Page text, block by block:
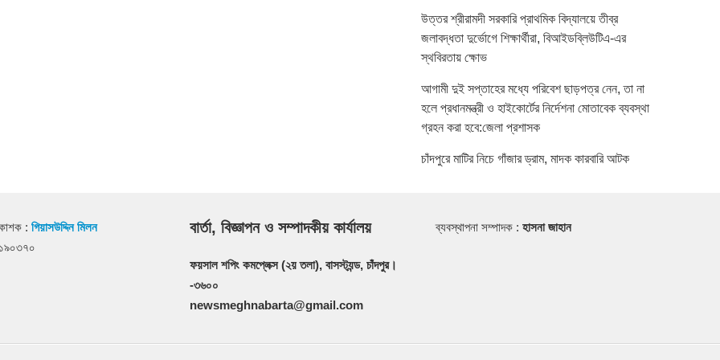
উত্তর শ্রীরামদী সরকারি প্রাথমিক বিদ্যালয়ে তীব্র
জলাবদ্ধতা দুর্ভোগে শিক্ষার্থীরা, বিআইডব্লিউটিএ-এর
স্থবিরতায় ক্ষোভ
আগামী দুই সপ্তাহের মধ্যে পরিবেশ ছাড়পত্র নেন, তা না
হলে প্রধানমন্ত্রী ও হাইকোর্টের নির্দেশনা মোতাবেক ব্যবস্থা
গ্রহন করা হবে:জেলা প্রশাসক
চাঁদপুরে মাটির নিচে গাঁজার ড্রাম, মাদক কারবারি আটক
: গিয়াসউদ্দিন মিলন
বার্তা, বিজ্ঞাপন ও সম্পাদকীয় কার্যালয়
ফয়সাল শপিং কমপ্লেক্স (২য় তলা), বাসস্ট্যন্ড, চাঁদপুর।
-৩৬০০
newsmeghnabarta@gmail.com
ব্যবস্থাপনা সম্পাদক : হাসনা জাহান